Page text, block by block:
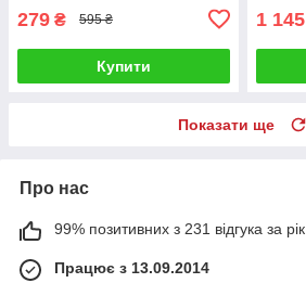
279 ₴ 595 ₴
Купити
1 145
Показати ще
Про нас
99% позитивних з 231 відгука за рік
Працює з 13.09.2014